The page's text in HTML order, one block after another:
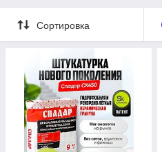
Сортировка